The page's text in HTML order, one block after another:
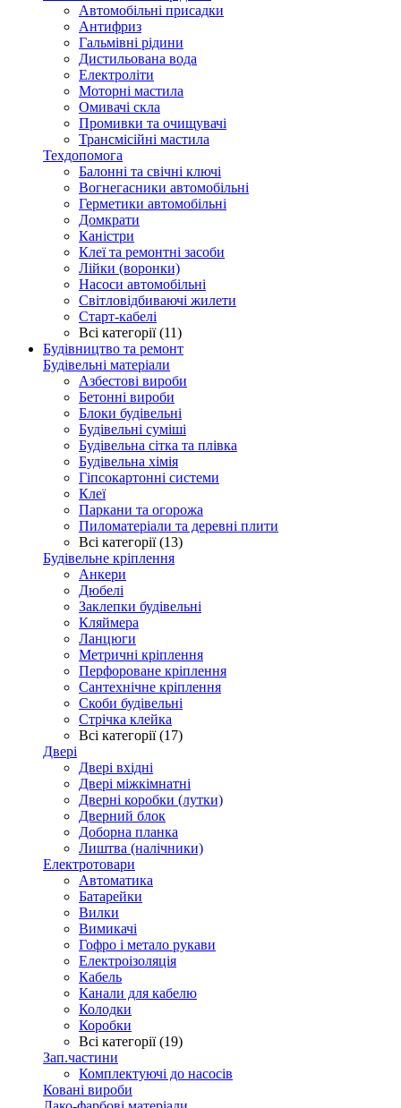
Автомобільні присадки
Антифриз
Гальмівні рідини
Дистильована вода
Електроліти
Моторні мастила
Омивачі скла
Промивки та очищувачі
Трансмісійні мастила
Техдопомога
Балонні та свічні ключі
Вогнегасники автомобільні
Герметики автомобільні
Домкрати
Каністри
Клеї та ремонтні засоби
Лійки (воронки)
Насоси автомобільні
Світловідбиваючі жилети
Старт-кабелі
Всі категорії (11)
Будівництво та ремонт
Будівельні матеріали
Азбестові вироби
Бетонні вироби
Блоки будівельні
Будівельні суміші
Будівельна сітка та плівка
Будівельна хімія
Гіпсокартонні системи
Клеї
Паркани та огорожа
Пиломатеріали та деревні плити
Всі категорії (13)
Будівельне кріплення
Анкери
Дюбелі
Заклепки будівельні
Кляймера
Ланцюги
Метричні кріплення
Перфороване кріплення
Сантехнічне кріплення
Скоби будівельні
Стрічка клейка
Всі категорії (17)
Двері
Двері вхідні
Двері міжкімнатні
Дверні коробки (лутки)
Дверний блок
Доборна планка
Лиштва (налічники)
Електротовари
Автоматика
Батарейки
Вилки
Вимикачі
Гофро і метало рукави
Електроізоляція
Кабель
Канали для кабелю
Колодки
Коробки
Всі категорії (19)
Зап.частини
Комплектуючі до насосів
Ковані вироби